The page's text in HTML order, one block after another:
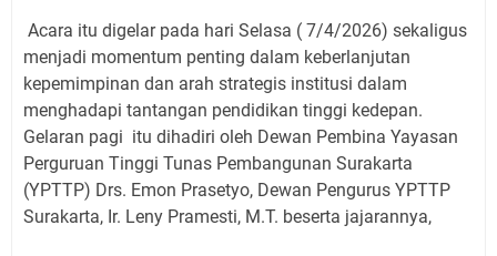
Acara itu digelar pada hari Selasa ( 7/4/2026) sekaligus
menjadi momentum penting dalam keberlanjutan
kepemimpinan dan arah strategis institusi dalam
menghadapi tantangan pendidikan tinggi kedepan.
Gelaran pagi itu dihadiri oleh Dewan Pembina Yayasan
Perguruan Tinggi Tunas Pembangunan Surakarta
(YPTTP) Drs. Emon Prasetyo, Dewan Pengurus YPTTP
Surakarta, Ir. Leny Pramesti, M.T. beserta jajarannya,